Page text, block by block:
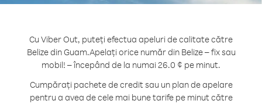
Cu Viber Out, puteți efectua apeluri de calitate către
Belize din Guam.Apelați orice număr din Belize – fix sau
mobil! – începând de la numai 26.0 ¢ pe minut.
Cumpărați pachete de credit sau un plan de apelare
pentru a avea de cele mai bune tarife pe minut către